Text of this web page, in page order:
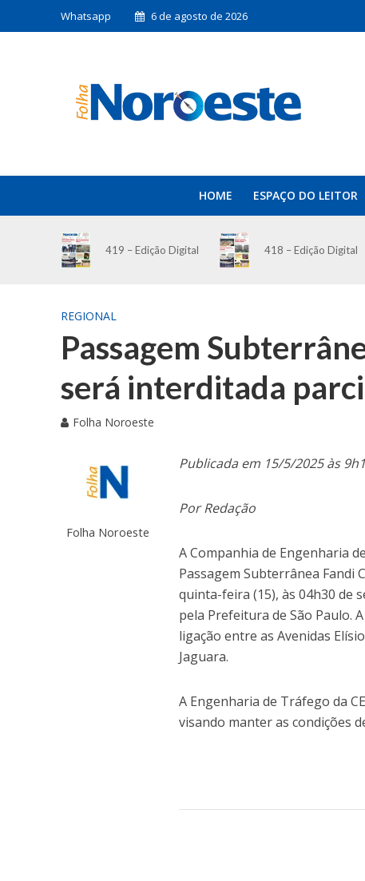
Whatsapp 6 de agosto de 2026
HOME ESPAÇO DO LEITOR
419 – Edição Digital 418 – Edição Digital
REGIONAL
Passagem
será interditada
Folha Noroeste
Folha Noroeste
Publicada em 15/5/2025 às
Por Redação
A Companhia de Engenharia
Passagem Subterrânea Fandi
quinta-feira (15), às 04h30 de
pela Prefeitura de São Paulo.
ligação entre as Avenidas
Jaguara.
A Engenharia de Tráfego da
visando manter as condições